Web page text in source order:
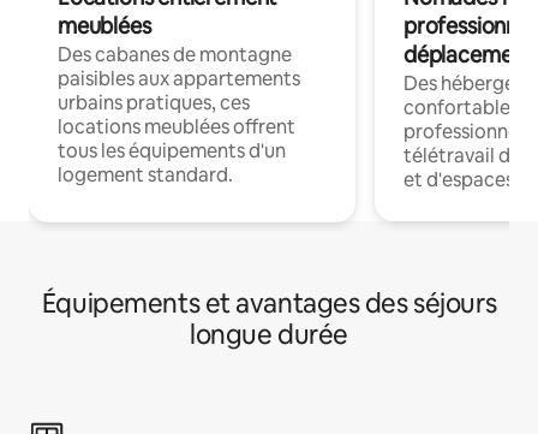
meublées
Des cabanes de montagne
paisibles aux appartements
urbains pratiques, ces
locations meublées offrent
tous les équipements d'un
logement standard.
déplacement
Des
confortables
professionnels
télétravail
et d'espaces
Équipements et avantages des séjours
longue durée